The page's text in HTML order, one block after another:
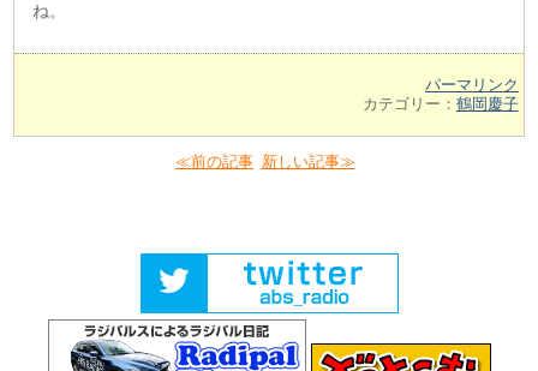
ね。
パーマリンク
カテゴリー： 鶴岡慶子
≪前の記事 新しい記事≫